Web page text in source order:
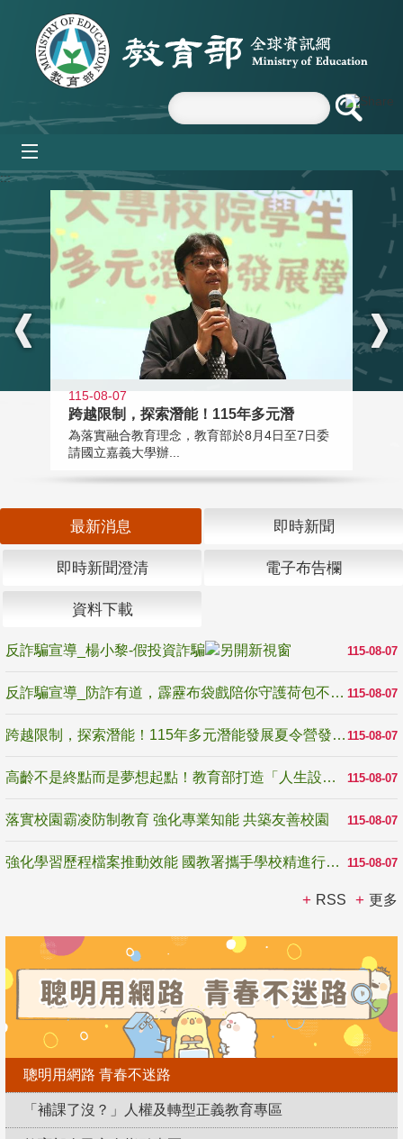
跳到主要內容區塊
:::
115-08-07
跨越限制，探索潛能！115年多元潛
為落實融合教育理念，教育部於8月4日至7日委
請國立嘉義大學辦...
最新消息 即時新聞
即時新聞澄清 電子布告欄
資料下載
115-08-07
反詐騙宣導_楊小黎-假投資詐騙
115-08-07
反詐騙宣導_防詐有道，霹靂布袋戲陪你守護荷包不受騙
115-08-07
跨越限制，探索潛能！115年多元潛能發展夏令營發掘生命無限可能
115-08-07
高齡不是終點而是夢想起點！教育部打造「人生設計夢工場」 參展第3屆高齡健康產業博覽會
115-08-07
落實校園霸凌防制教育 強化專業知能 共築友善校園
115-08-07
強化學習歷程檔案推動效能 國教署攜手學校精進行政與教學支持
RSS 更多
聰明用網路 青春不迷路
「補課了沒？」人權及轉型正義教育專區